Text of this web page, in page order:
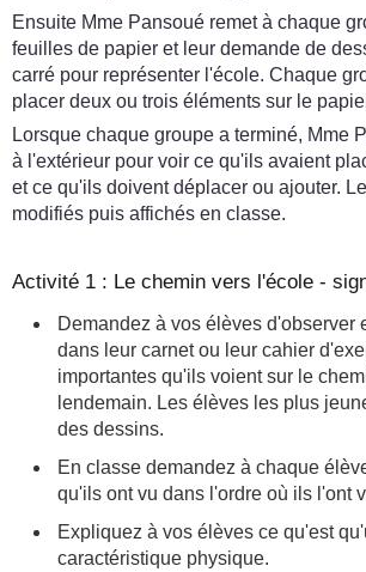
Ensuite Mme Pansoué remet à chaque
feuilles de papier et leur demande de
carré pour représenter l'école. Chaque
placer deux ou trois éléments sur le
Lorsque chaque groupe a terminé, Mme
à l'extérieur pour voir ce qu'ils avaient
et ce qu'ils doivent déplacer ou ajouter.
modifiés puis affichés en classe.
Activité 1 : Le chemin vers l'école -
Demandez à vos élèves d'observer
dans leur carnet ou leur cahier
importantes qu'ils voient sur le
lendemain. Les élèves les plus
des dessins.
En classe demandez à chaque
qu'ils ont vu dans l'ordre où ils l'ont
Expliquez à vos élèves ce qu'est
caractéristique physique.